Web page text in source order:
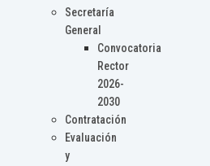
Secretaría
General
Convocatoria
Rector
2026-
2030
Contratación
Evaluación
y